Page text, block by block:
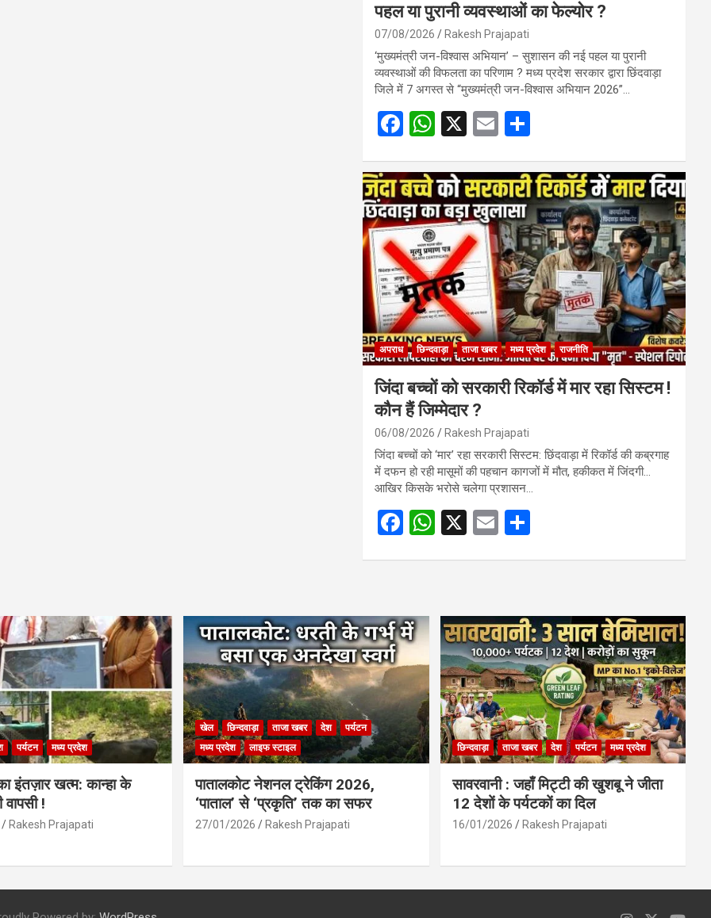
पहल या पुरानी व्यवस्थाओं का फेल्योर ?
07/08/2026 Rakesh Prajapati
‘मुख्यमंत्री जन-विश्वास अभियान’ – सुशासन की नई पहल या पुरानी
व्यवस्थाओं की विफलता का परिणाम ? मध्य प्रदेश सरकार द्वारा छिंदवाड़ा
जिले में 7 अगस्त से “मुख्यमंत्री जन-विश्वास अभियान 2026”…
F
ce
b
o
o
k
W
at
s
A
p
p
X
E
ail ar
e
अपराध छिन्दवाड़ा ताजा खबर मध्य प्रदेश राजनीति
जिंदा बच्चों को सरकारी रिकॉर्ड में मार रहा सिस्टम !
कौन हैं जिम्मेदार ?
06/08/2026 Rakesh Prajapati
जिंदा बच्चों को ‘मार’ रहा सरकारी सिस्टम: छिंदवाड़ा में रिकॉर्ड की कब्रगाह
में दफन हो रही मासूमों की पहचान कागजों में मौत, हकीकत में जिंदगी…
आखिर किसके भरोसे चलेगा प्रशासन…
F
o
o
k
W
A
p
p
X
E
पर्यटन मध्य प्रदेश
इंतज़ार खत्म: कान्हा के
वापसी !
Rakesh Prajapati
खेल छिन्दवाड़ा ताजा खबर देश
पर्यटन
मध्य प्रदेश
लाइफ स्टाइल
पातालकोट नेशनल ट्रेकिंग 2026,
‘पाताल’ से ‘प्रकृति’ तक का सफर
27/01/2026 Rakesh Prajapati
छिन्दवाड़ा ताजा खबर देश पर्यटन मध्य प्रदेश
सावरवानी : जहाँ मिट्टी की खुशबू ने जीता
12 देशों के पर्यटकों का दिल
16/01/2026 Rakesh Prajapati